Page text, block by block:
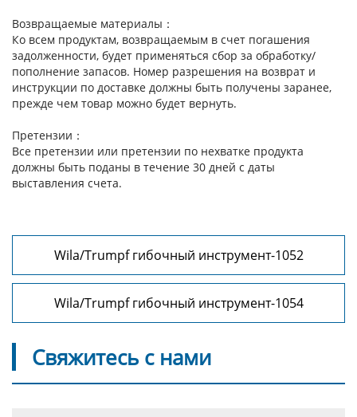
Возвращаемые материалы：
Ко всем продуктам, возвращаемым в счет погашения
задолженности, будет применяться сбор за обработку/
пополнение запасов. Номер разрешения на возврат и
инструкции по доставке должны быть получены заранее,
прежде чем товар можно будет вернуть.
Претензии：
Все претензии или претензии по нехватке продукта
должны быть поданы в течение 30 дней с даты
выставления счета.
Wila/Trumpf гибочный инструмент-1052
Wila/Trumpf гибочный инструмент-1054
Свяжитесь с нами